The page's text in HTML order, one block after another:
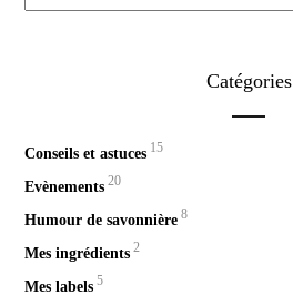
Catégories
Conseils et astuces 15
Evènements 20
Humour de savonnière 8
Mes ingrédients 2
Mes labels 5